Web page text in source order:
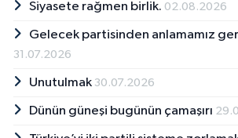
Siyasete rağmen birlik. 02.08.2026
Gelecek partisinden anlamamız
31.07.2026
Unutulmak 30.07.2026
Dünün güneşi bugünün çamaşırı